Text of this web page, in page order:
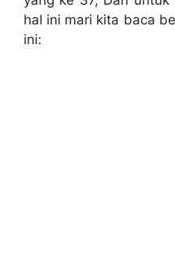
hal ini mari kita baca
ini: